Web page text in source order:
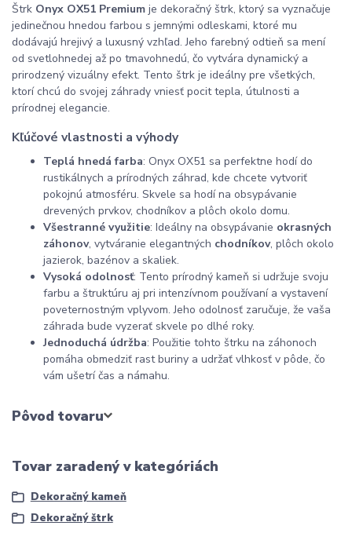
Štrk Onyx OX51 Premium je dekoračný štrk, ktorý sa vyznačuje
jedinečnou hnedou farbou s jemnými odleskami, ktoré mu
dodávajú hrejivý a luxusný vzhľad. Jeho farebný odtieň sa mení
od svetlohnedej až po tmavohnedú, čo vytvára dynamický a
prirodzený vizuálny efekt. Tento štrk je ideálny pre všetkých,
ktorí chcú do svojej záhrady vniesť pocit tepla, útulnosti a
prírodnej elegancie.
Kľúčové vlastnosti a výhody
Teplá hnedá farba: Onyx OX51 sa perfektne hodí do
rustikálnych a prírodných záhrad, kde chcete vytvoriť
pokojnú atmosféru. Skvele sa hodí na obsypávanie
drevených prvkov, chodníkov a plôch okolo domu.
Všestranné využitie: Ideálny na obsypávanie okrasných
záhonov, vytváranie elegantných chodníkov, plôch okolo
jazierok, bazénov a skaliek.
Vysoká odolnosť: Tento prírodný kameň si udržuje svoju
farbu a štruktúru aj pri intenzívnom používaní a vystavení
poveternostným vplyvom. Jeho odolnosť zaručuje, že vaša
záhrada bude vyzerať skvele po dlhé roky.
Jednoduchá údržba: Použitie tohto štrku na záhonoch
pomáha obmedziť rast buriny a udržať vlhkosť v pôde, čo
vám ušetrí čas a námahu.
Pôvod tovaru
Tovar zaradený v kategóriách
Dekoračný kameň
Dekoračný štrk